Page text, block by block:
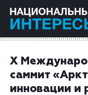
X
саммит
инновации и